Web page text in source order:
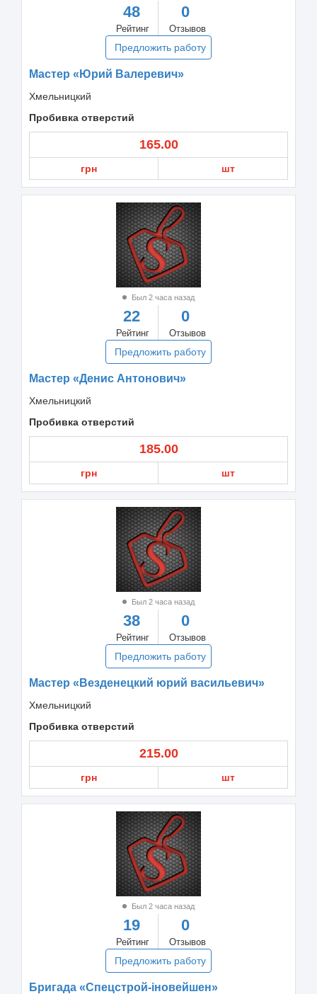
48
Рейтинг
0
Отзывов
Предложить работу
Мастер «Юрий Валеревич»
Хмельницкий
Пробивка отверстий
165.00
грн шт
Был 2 часа назад
22
Рейтинг
0
Отзывов
Предложить работу
Мастер «Денис Антонович»
Хмельницкий
Пробивка отверстий
185.00
грн шт
Был 2 часа назад
38
Рейтинг
0
Отзывов
Предложить работу
Мастер «Везденецкий юрий васильевич»
Хмельницкий
Пробивка отверстий
215.00
грн шт
Был 2 часа назад
19
Рейтинг
0
Отзывов
Предложить работу
Бригада «Спецстрой-іновейшен»